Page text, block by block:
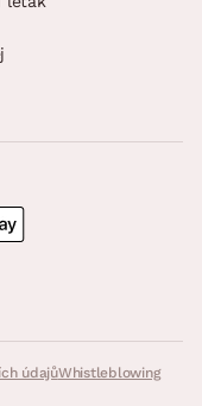
údajůWhistleblowing